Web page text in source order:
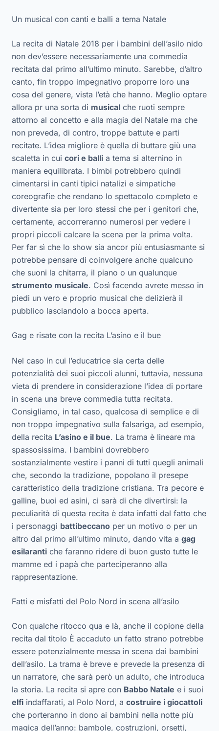
Un musical con canti e balli a tema Natale
La recita di Natale 2018 per i bambini dell’asilo nido
non dev’essere necessariamente una commedia
recitata dal primo all’ultimo minuto. Sarebbe, d’altro
canto, fin troppo impegnativo proporre loro una
cosa del genere, vista l’età che hanno. Meglio optare
allora pr una sorta di musical che ruoti sempre
attorno al concetto e alla magia del Natale ma che
non preveda, di contro, troppe battute e parti
recitate. L’idea migliore è quella di buttare giù una
scaletta in cui cori e balli a tema si alternino in
maniera equilibrata. I bimbi potrebbero quindi
cimentarsi in canti tipici natalizi e simpatiche
coreografie che rendano lo spettacolo completo e
divertente sia per loro stessi che per i genitori che,
certamente, accorreranno numerosi per vedere i
propri piccoli calcare la scena per la prima volta.
Per far sì che lo show sia ancor più entusiasmante si
potrebbe pensare di coinvolgere anche qualcuno
che suoni la chitarra, il piano o un qualunque
strumento musicale. Così facendo avrete messo in
piedi un vero e proprio musical che delizierà il
pubblico lasciandolo a bocca aperta.
Gag e risate con la recita L’asino e il bue
Nel caso in cui l’educatrice sia certa delle
potenzialità dei suoi piccoli alunni, tuttavia, nessuna
vieta di prendere in considerazione l’idea di portare
in scena una breve commedia tutta recitata.
Consigliamo, in tal caso, qualcosa di semplice e di
non troppo impegnativo sulla falsariga, ad esempio,
della recita L’asino e il bue. La trama è lineare ma
spassosissima. I bambini dovrebbero
sostanzialmente vestire i panni di tutti quegli animali
che, secondo la tradizione, popolano il presepe
caratteristico della tradizione cristiana. Tra pecore e
galline, buoi ed asini, ci sarà di che divertirsi: la
peculiarità di questa recita è data infatti dal fatto che
i personaggi battibeccano per un motivo o per un
altro dal primo all’ultimo minuto, dando vita a gag
esilaranti che faranno ridere di buon gusto tutte le
mamme ed i papà che parteciperanno alla
rappresentazione.
Fatti e misfatti del Polo Nord in scena all’asilo
Con qualche ritocco qua e là, anche il copione della
recita dal titolo È accaduto un fatto strano potrebbe
essere potenzialmente messa in scena dai bambini
dell’asilo. La trama è breve e prevede la presenza di
un narratore, che sarà però un adulto, che introduca
la storia. La recita si apre con Babbo Natale e i suoi
elfi indaffarati, al Polo Nord, a costruire i giocattoli
che porteranno in dono ai bambini nella notte più
magica dell’anno: bambole, costruzioni, orsetti,